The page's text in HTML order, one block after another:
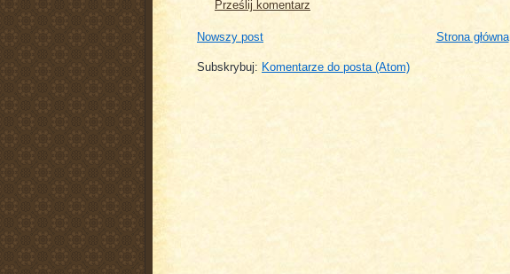
Prześlij komentarz
Nowszy post Strona główna
Subskrybuj: Komentarze do posta (Atom)